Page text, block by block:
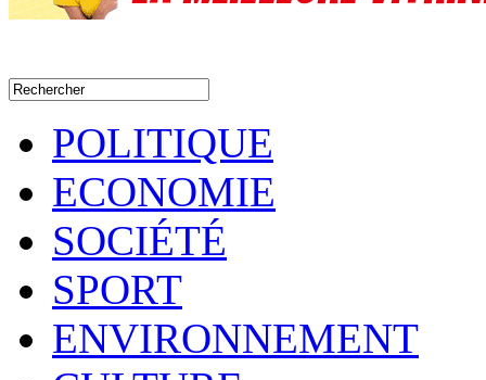
POLITIQUE
ECONOMIE
SOCIÉTÉ
SPORT
ENVIRONNEMENT